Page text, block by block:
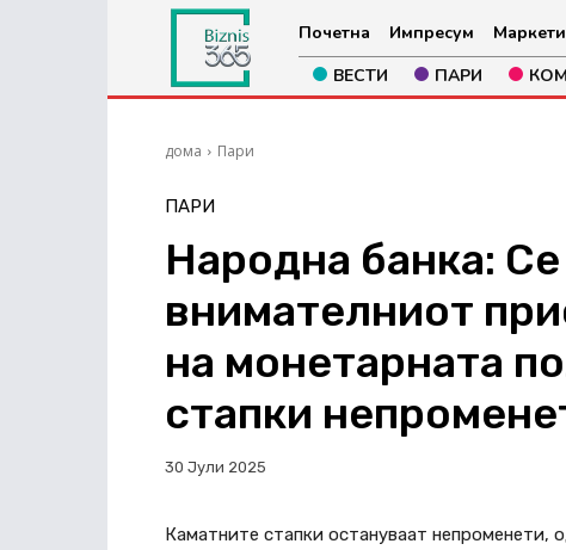
Почетна Импресум
ВЕСТИ
ПАРИ
дома Пари
ПАРИ
Народна банка:
внимателниот
на монетарната
стапки
30 Јули 2025
Каматните стапки остануваат непроменети,